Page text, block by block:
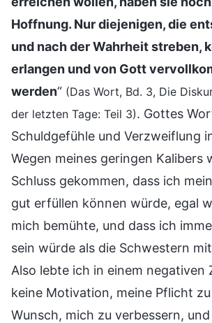
Hoffnung. Nur diejenigen, die
und nach der Wahrheit streben,
erlangen und von Gott
werden“ (Das Wort, Bd. 3, Die
der letzten Tage: Teil 3). Gottes
Schuldgefühle und Verzweiflung
Wegen meines geringen Kalibers
Schluss gekommen, dass ich
gut erfüllen können würde, egal
mich bemühte, und dass ich
sein würde als die Schwestern
Also lebte ich in einem negativen
keine Motivation, meine Pflicht
Wunsch, mich zu verbessern,